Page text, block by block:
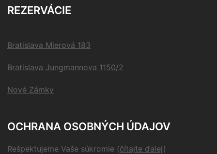
REZERVÁCIE
Bratislava Mierová 183
Bratislava Jungmannova 1150/2
Nové Zámky
OCHRANA OSOBNÝCH ÚDAJOV
Rešpektujeme Vaše súkromie (čítajte ďalej)